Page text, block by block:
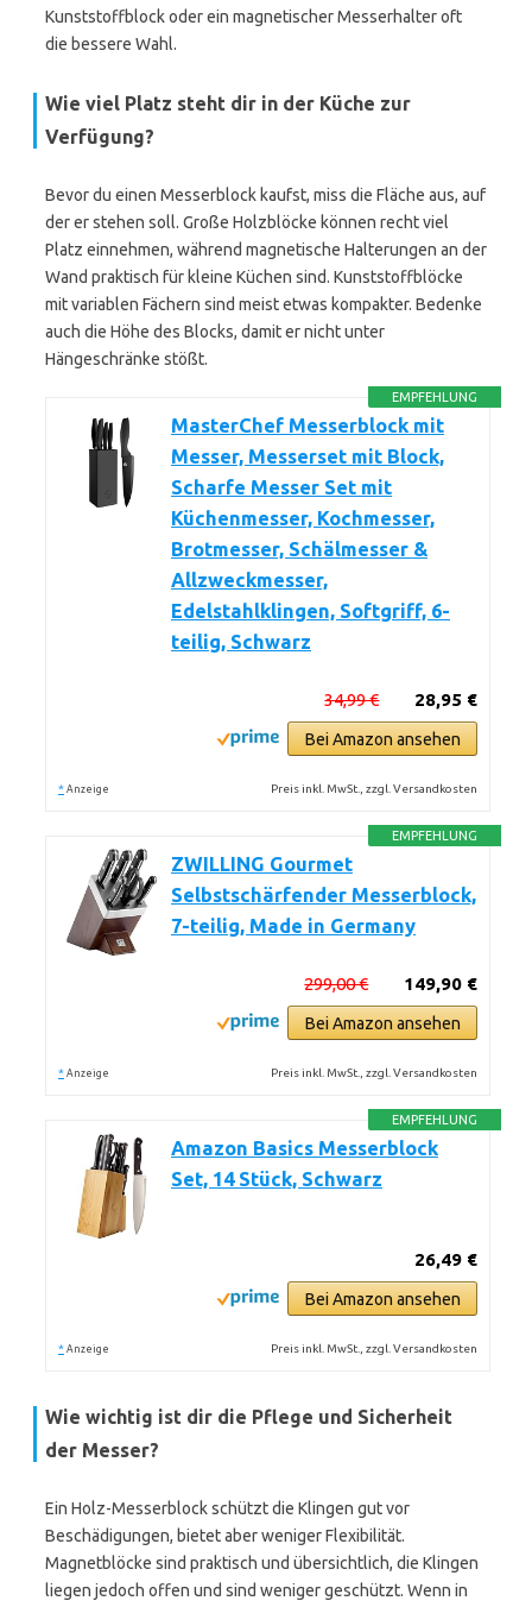
Kunststoffblock oder ein magnetischer Messerhalter oft
die bessere Wahl.
Wie viel Platz steht dir in der Küche zur
Verfügung?
Bevor du einen Messerblock kaufst, miss die Fläche aus, auf
der er stehen soll. Große Holzblöcke können recht viel
Platz einnehmen, während magnetische Halterungen an der
Wand praktisch für kleine Küchen sind. Kunststoffblöcke
mit variablen Fächern sind meist etwas kompakter. Bedenke
auch die Höhe des Blocks, damit er nicht unter
Hängeschränke stößt.
EMPFEHLUNG
MasterChef Messerblock mit
Messer, Messerset mit Block,
Scharfe Messer Set mit
Küchenmesser, Kochmesser,
Brotmesser, Schälmesser &
Allzweckmesser,
Edelstahlklingen, Softgriff, 6-
teilig, Schwarz
28,95 €
34,99 €
Bei Amazon ansehen
* Anzeige Preis inkl. MwSt., zzgl. Versandkosten
EMPFEHLUNG
ZWILLING Gourmet
Selbstschärfender Messerblock,
7-teilig, Made in Germany
149,90 €
299,00 €
Bei Amazon ansehen
* Anzeige Preis inkl. MwSt., zzgl. Versandkosten
EMPFEHLUNG
Amazon Basics Messerblock
Set, 14 Stück, Schwarz
26,49 €
Bei Amazon ansehen
* Anzeige Preis inkl. MwSt., zzgl. Versandkosten
Wie wichtig ist dir die Pflege und Sicherheit
der Messer?
Ein Holz-Messerblock schützt die Klingen gut vor
Beschädigungen, bietet aber weniger Flexibilität.
Magnetblöcke sind praktisch und übersichtlich, die Klingen
liegen jedoch offen und sind weniger geschützt. Wenn in